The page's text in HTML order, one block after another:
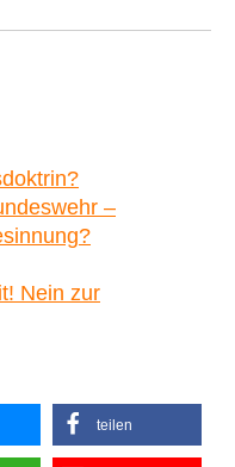
–
Nein zur
teilen